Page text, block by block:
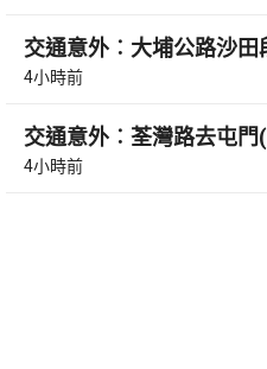
交通意外︰大埔公路沙
4小時前
交通意外︰荃灣路去屯門
4小時前